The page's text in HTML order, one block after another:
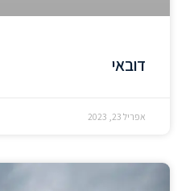
דובאי
אפריל 23, 2023